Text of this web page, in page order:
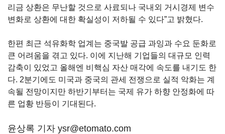
리금 상환은 무난할 것으로 사료되나 국내외 거시경제 변수
변화로 상환에 대한 확실성이 저하될 수 있다”고 밝혔다.
한편 최근 석유화학 업계는 중국발 공급 과잉과 수요 둔화로
큰 어려움을 겪고 있다. 이에 지난해 기업들의 대규모 인력
감축이 있었고 올해엔 비핵심 자산 매각에 속도를 내기도 한
다. 2분기에도 미국과 중국의 관세 전쟁으로 실적 악화는 계
속될 전망이지만 하반기부터는 국제 유가 하향 안정화에 따
른 업황 반등이 기대된다.
윤상록 기자 ysr@etomato.com